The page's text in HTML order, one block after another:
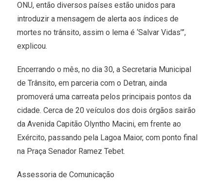
ONU, então diversos países estão unidos para
introduzir a mensagem de alerta aos índices de
mortes no trânsito, assim o lema é ‘Salvar Vidas’”,
explicou.
Encerrando o mês, no dia 30, a Secretaria Municipal
de Trânsito, em parceria com o Detran, ainda
promoverá uma carreata pelos principais pontos da
cidade. Cerca de 20 veículos dos dois órgãos sairão
da Avenida Capitão Olyntho Macini, em frente ao
Exército, passando pela Lagoa Maior, com ponto final
na Praça Senador Ramez Tebet.
Assessoria de Comunicação